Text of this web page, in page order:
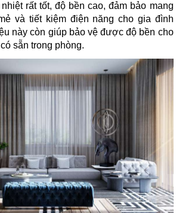
rất tốt, độ bền cao, đảm bảo mang
và tiết kiệm điện năng cho gia đình
này còn giúp bảo vệ được độ bền cho
sẵn trong phòng.